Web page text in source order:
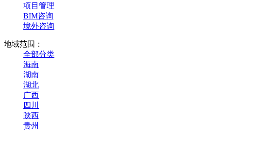
项目管理
BIM咨询
境外咨询
地域范围：
全部分类
海南
湖南
湖北
广西
四川
陕西
贵州